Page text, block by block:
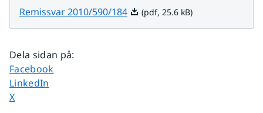
Remissvar 2010/590/184Pdf, 25.6 kB.
(pdf, 25.6 kB)
Dela sidan på:
Dela sidan på
Facebook
Dela sidan på
LinkedIn
Dela sidan på
X